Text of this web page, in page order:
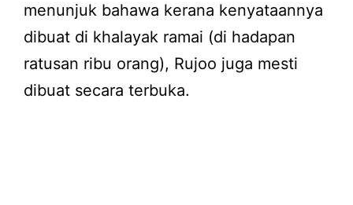
menunjuk bahawa kerana kenyataannya
dibuat di khalayak ramai (di hadapan
ratusan ribu orang), Rujoo juga mesti
dibuat secara terbuka.